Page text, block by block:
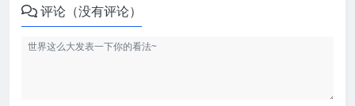
评论（没有评论）